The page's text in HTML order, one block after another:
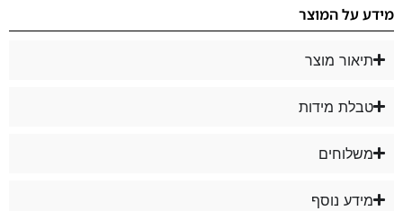
מידע על המוצר
תיאור מוצר
טבלת מידות
משלוחים
מידע נוסף